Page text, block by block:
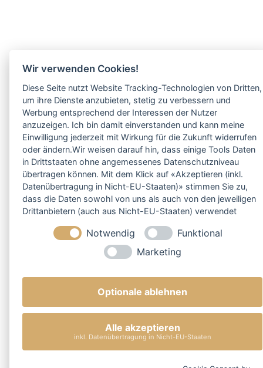
Wir verwenden Cookies!
Diese Seite nutzt Website Tracking-Technologien von Dritten,
um ihre Dienste anzubieten, stetig zu verbessern und
Werbung entsprechend der Interessen der Nutzer
anzuzeigen. Ich bin damit einverstanden und kann meine
Einwilligung jederzeit mit Wirkung für die Zukunft widerrufen
oder ändern.Wir weisen darauf hin, dass einige Tools Daten
in Drittstaaten ohne angemessenes Datenschutzniveau
übertragen können. Mit dem Klick auf «Akzeptieren (inkl.
Datenübertragung in Nicht-EU-Staaten)» stimmen Sie zu,
dass die Daten sowohl von uns als auch von den jeweiligen
Drittanbietern (auch aus Nicht-EU-Staaten) verwendet
selbstverständlich jederzeit ändern.
Notwendig
Funktional
Marketing
Optionale ablehnen
Alle akzeptieren
inkl. Datenübertragung in Nicht-EU-Staaten